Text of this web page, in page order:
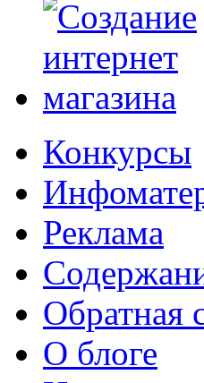
Конкурсы
Реклама
Обратная
О блоге